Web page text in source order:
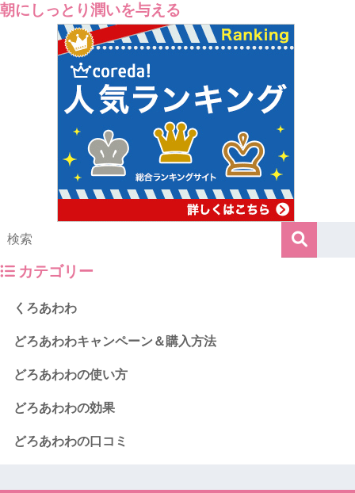
朝にしっとり潤いを与える
カテゴリー
くろあわわ
どろあわわキャンペーン＆購入方法
どろあわわの使い方
どろあわわの効果
どろあわわの口コミ